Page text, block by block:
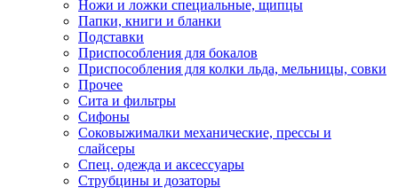
Ножи и ложки специальные, щипцы
Папки, книги и бланки
Подставки
Приспособления для бокалов
Приспособления для колки льда, мельницы, совки
Прочее
Сита и фильтры
Сифоны
Соковыжималки механические, прессы и
слайсеры
Спец. одежда и аксессуары
Струбцины и дозаторы